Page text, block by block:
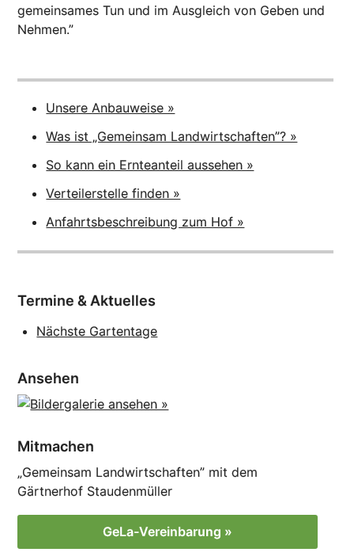
gemeinsames Tun und im Ausgleich von Geben und
Nehmen.”
Unsere Anbauweise »
Was ist „Gemeinsam Landwirtschaften”? »
So kann ein Ernteanteil aussehen »
Verteilerstelle finden »
Anfahrtsbeschreibung zum Hof »
Termine & Aktuelles
Nächste Gartentage
Ansehen
Mitmachen
„Gemeinsam Landwirtschaften” mit dem
Gärtnerhof Staudenmüller
GeLa-Vereinbarung »